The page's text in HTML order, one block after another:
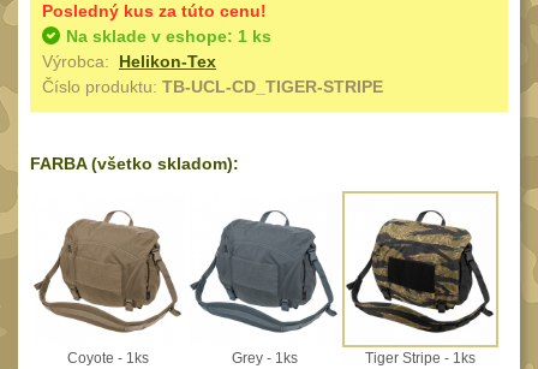
Speciální pouzdra III12
Pouzdra na láhev
Pouzdra na toaletní
Pouzdra na
Pouzdra na
elektroniku 67
Pouzdra a kapsy na
suchý zip
Posledný kus za túto cenu!
Na sklade v eshope: 1 ks
Výrobca: Helikon-Tex
Číslo produktu: TB-UCL-CD_TIGER-STRIPE
FARBA (všetko skladom):
Coyote - 1ks Grey - 1ks Tiger Stripe - 1ks